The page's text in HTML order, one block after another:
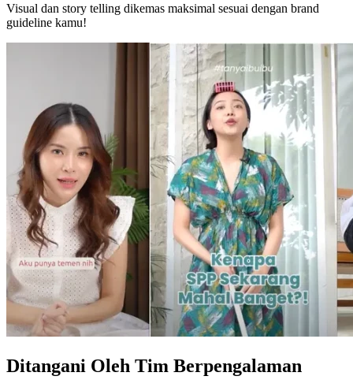
Visual dan story telling dikemas maksimal sesuai dengan brand
guideline kamu!
Ditangani Oleh Tim Berpengalaman